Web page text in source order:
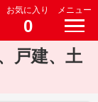
お気に入り
0
メニュー
戸建、土